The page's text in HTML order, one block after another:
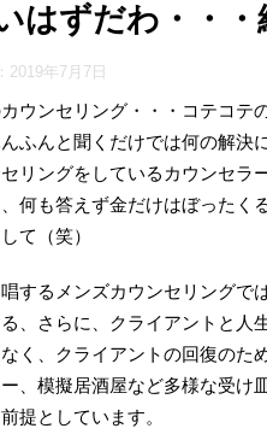
はずだわ・・・
2019年7月7日
ウンセリング・・・コテコテ
ふんと聞くだけでは何の解決
リングをしているカウンセラ
何も答えず金だけはぼったく
て（笑）
するメンズカウンセリングで
、さらに、クライアントと人
く、クライアントの回復のた
ー、模擬居酒屋など多様な受け
提としています。